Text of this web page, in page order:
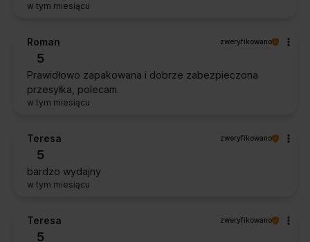
w tym miesiącu
Roman zweryfikowano
5
Prawidłowo zapakowana i dobrze zabezpieczona
przesyłka, polecam.
w tym miesiącu
Teresa zweryfikowano
5
bardzo wydajny
w tym miesiącu
Teresa zweryfikowano
5